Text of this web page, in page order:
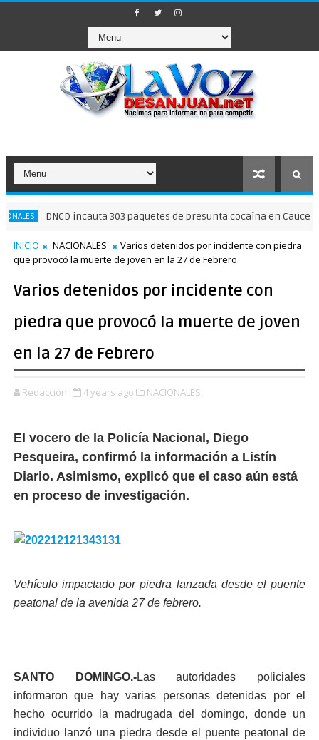
DNCD incauta 303 paquetes de presunta cocaína en Caucedo
INICIO NACIONALES
Varios detenidos por incidente con piedra
que provocó la muerte de joven en la 27 de Febrero
Varios detenidos por incidente con
piedra que provocó la muerte de joven
en la 27 de Febrero
Redacción 4 years ago NACIONALES,
El vocero de la Policía Nacional, Diego
Pesqueira, confirmó la información a Listín
Diario. Asimismo, explicó que el caso aún está
en proceso de investigación.
Vehículo impactado por piedra lanzada desde el puente
peatonal de la avenida 27 de febrero.
SANTO DOMINGO.-Las autoridades policiales
informaron que hay varias personas detenidas por el
hecho ocurrido la madrugada del domingo, donde un
individuo lanzó una piedra desde el puente peatonal de